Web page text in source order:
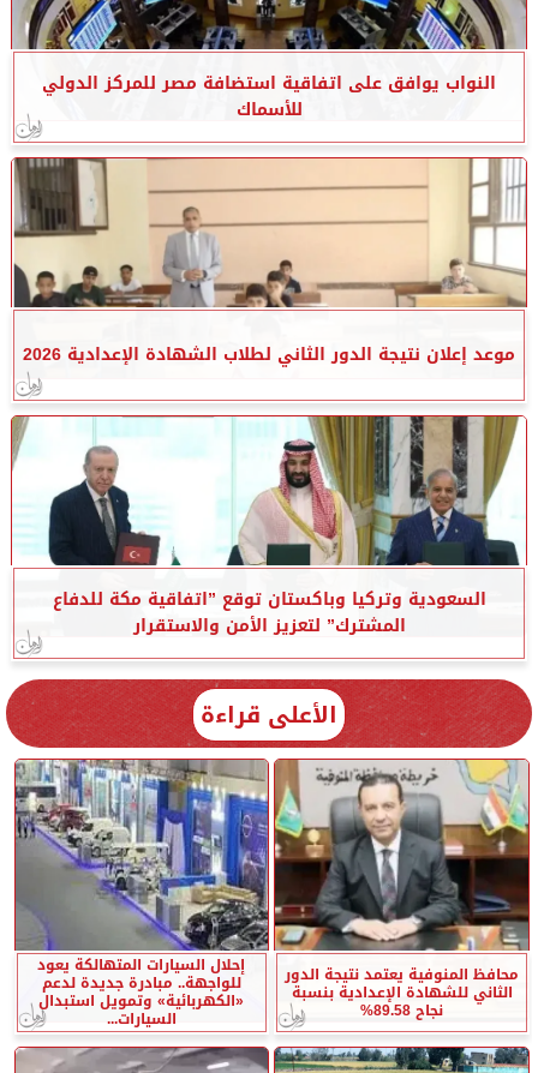
النواب يوافق على اتفاقية استضافة مصر للمركز الدولي
للأسماك
موعد إعلان نتيجة الدور الثاني لطلاب الشهادة الإعدادية 2026
السعودية وتركيا وباكستان توقع ”اتفاقية مكة للدفاع
المشترك” لتعزيز الأمن والاستقرار
الأعلى قراءة
محافظ المنوفية يعتمد نتيجة الدور
الثاني للشهادة الإعدادية بنسبة
نجاح 89.58%
إحلال السيارات المتهالكة يعود
للواجهة.. مبادرة جديدة لدعم
«الكهربائية» وتمويل استبدال
السيارات...